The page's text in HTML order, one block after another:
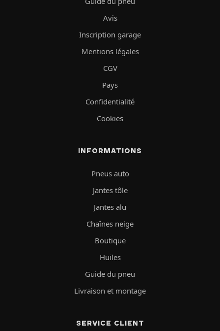
Avis
Inscription garage
Mentions légales
CGV
Pays
Confidentialité
Cookies
INFORMATIONS
Pneus auto
Jantes tôle
Jantes alu
Chaînes neige
Boutique
Huiles
Guide du pneu
Livraison et montage
SERVICE CLIENT